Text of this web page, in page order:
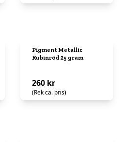
Pigment Metallic
Rubinröd 25 gram
260 kr
(Rek ca. pris)